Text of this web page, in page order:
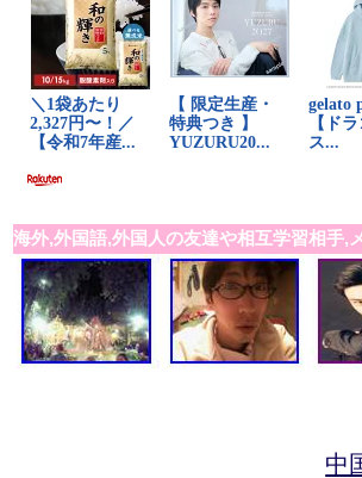
海外,外国語,外国人の友達や相互学習相手,
中